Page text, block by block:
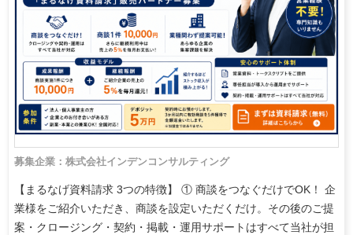
募集企業：株式会社インデンコンサルティング
【まるなげ資料請求 3つの特徴】 ① 商談をつなぐだけでOK！ 企
業様をご紹介いただき、商談を設定いただくだけ。その後のご提
案・クロージング・契約・掲載・運用サポートはすべて当社が担